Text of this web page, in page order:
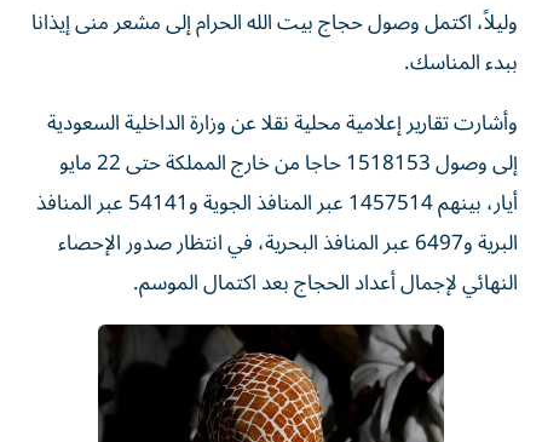
وليلاً، اكتمل وصول حجاج بيت الله الحرام إلى مشعر منى إيذانا
ببدء المناسك.
وأشارت تقارير إعلامية محلية نقلا عن وزارة الداخلية السعودية
إلى وصول 1518153 حاجا من خارج المملكة حتى 22 مايو
أيار، بينهم 1457514 عبر المنافذ ‌الجوية و54141 عبر المنافذ
البرية و6497 عبر المنافذ البحرية، في انتظار صدور الإحصاء
النهائي لإجمال أعداد الحجاج بعد اكتمال الموسم.